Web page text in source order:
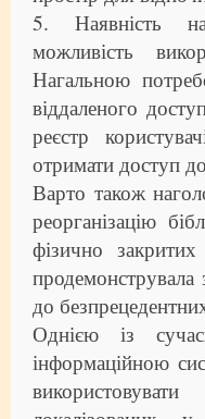
5. Наявність
можливість
Нагальною
віддаленого
реєстр
отримати доступ
Варто також
реорганізацію
фізично
продемонструвала
до
Однією із
інформаційною